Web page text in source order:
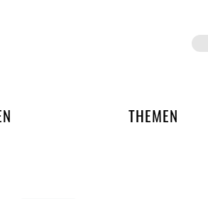
UND ARBEITSGRUPPEN DER UNIKO
THEMEN